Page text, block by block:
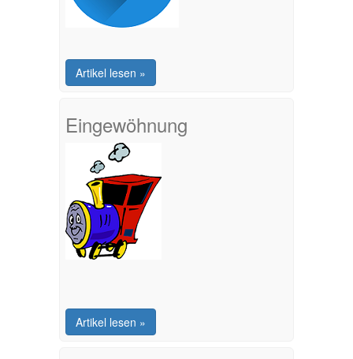
Artikel lesen »
Eingewöhnung
Artikel lesen »